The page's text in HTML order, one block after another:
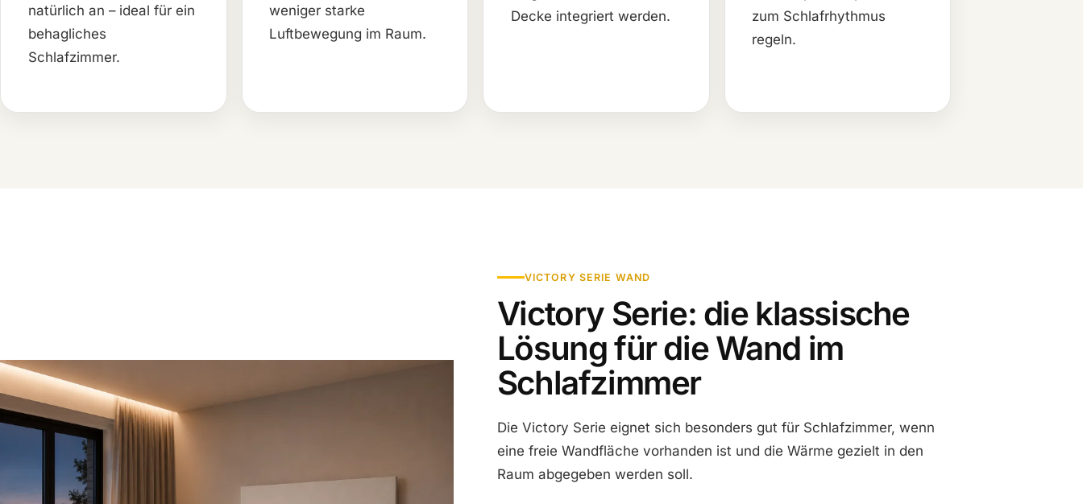
natürlich an – ideal für ein
behagliches
Schlafzimmer.
weniger starke
Luftbewegung im Raum.
Decke integriert werden.
zum Schlafrhythmus
regeln.
VICTORY SERIE WAND
Victory Serie: die klassische
Lösung für die Wand im
Schlafzimmer
Die Victory Serie eignet sich besonders gut für Schlafzimmer, wenn
eine freie Wandfläche vorhanden ist und die Wärme gezielt in den
Raum abgegeben werden soll.